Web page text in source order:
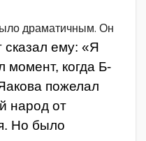
драматичным. Он
сказал ему: «Я
момент, когда Б-
пожелал
народ от
Но было